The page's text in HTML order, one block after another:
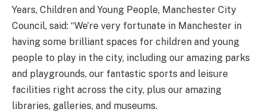
Years, Children and Young People, Manchester City
Council, said: “We’re very fortunate in Manchester in
having some brilliant spaces for children and young
people to play in the city, including our amazing parks
and playgrounds, our fantastic sports and leisure
facilities right across the city, plus our amazing
libraries, galleries, and museums.